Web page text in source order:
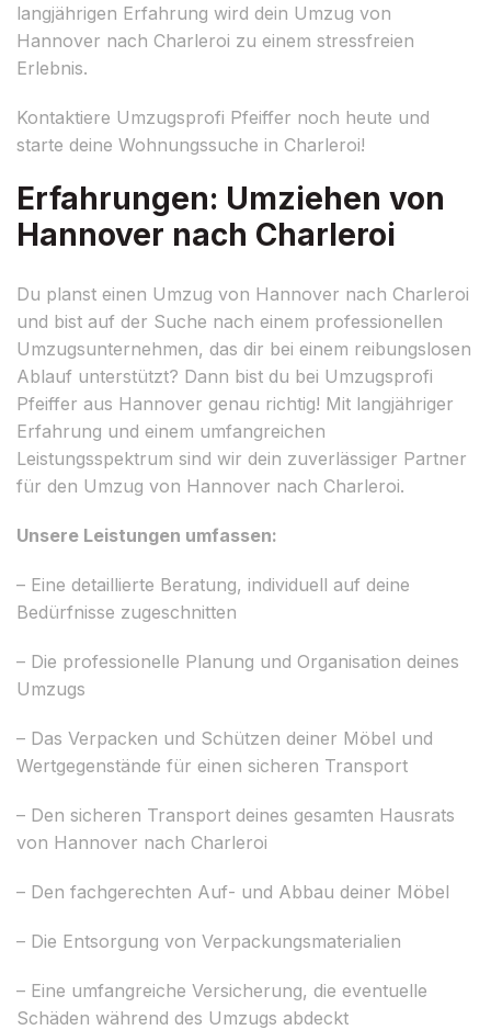
langjährigen Erfahrung wird dein Umzug von
Hannover nach Charleroi zu einem stressfreien
Erlebnis.
Kontaktiere Umzugsprofi Pfeiffer noch heute und
starte deine Wohnungssuche in Charleroi!
Erfahrungen: Umziehen von
Hannover nach Charleroi
Du planst einen Umzug von Hannover nach Charleroi
und bist auf der Suche nach einem professionellen
Umzugsunternehmen, das dir bei einem reibungslosen
Ablauf unterstützt? Dann bist du bei Umzugsprofi
Pfeiffer aus Hannover genau richtig! Mit langjähriger
Erfahrung und einem umfangreichen
Leistungsspektrum sind wir dein zuverlässiger Partner
für den Umzug von Hannover nach Charleroi.
Unsere Leistungen umfassen:
– Eine detaillierte Beratung, individuell auf deine
Bedürfnisse zugeschnitten
– Die professionelle Planung und Organisation deines
Umzugs
– Das Verpacken und Schützen deiner Möbel und
Wertgegenstände für einen sicheren Transport
– Den sicheren Transport deines gesamten Hausrats
von Hannover nach Charleroi
– Den fachgerechten Auf- und Abbau deiner Möbel
– Die Entsorgung von Verpackungsmaterialien
– Eine umfangreiche Versicherung, die eventuelle
Schäden während des Umzugs abdeckt